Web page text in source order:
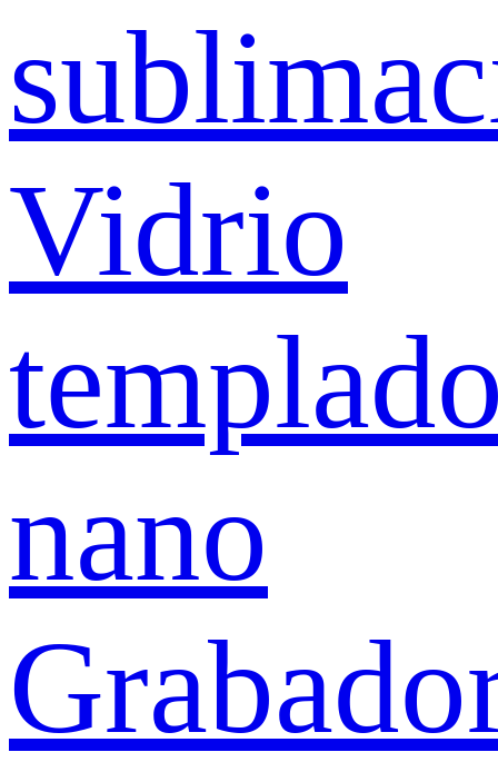
Vidrio
nano